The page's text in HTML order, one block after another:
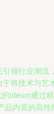
领行业潮
将技术与艺
ideum通
内置的高性